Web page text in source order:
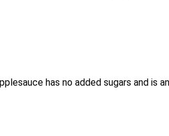
has no added sugars and is